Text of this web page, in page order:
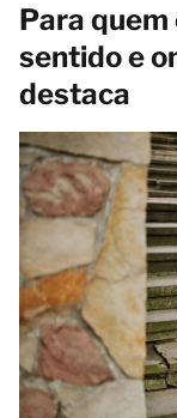
Para
sentido e
destaca